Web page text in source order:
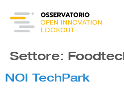
Settore:
NOI TechPark